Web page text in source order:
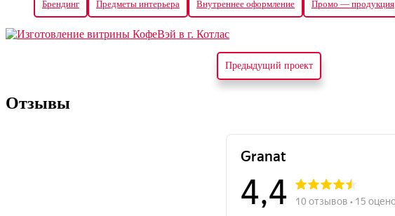
Брендинг Предметы интерьера Внутреннее оформление Промо — продукция
Предыдущий проект
Отзывы